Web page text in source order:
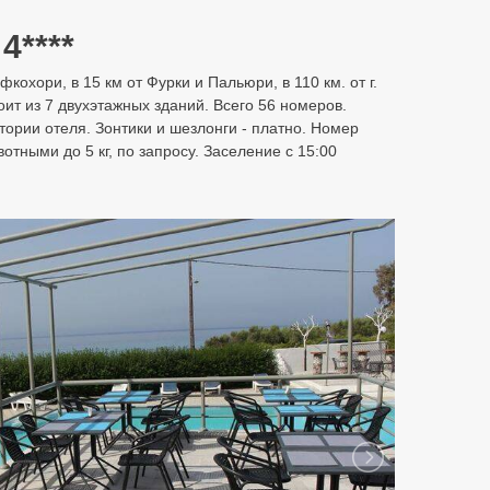
в 15 км от Фурки и Пальюри, в 110 км. от г.
из 7 двухэтажных зданий. Всего 56 номеров.
отеля. Зонтики и шезлонги - платно. Номер
до 5 кг, по запросу. Заселение с 15:00